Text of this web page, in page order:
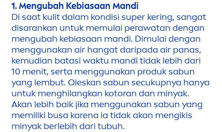
1.Mengubah Kebiasaan Mandi
Di saat kulit dalam kondisi super kering, sangat
disarankan untuk memulai perawatan dengan
mengubah kebiasaan mandi. Dimulai dengan
menggunakan air hangat daripada air panas,
kemudian batasi waktu mandi tidak lebih dari
10 menit, serta menggunakan produk sabun
yang lembut. Oleskan sabun secukupnya hanya
untuk menghilangkan kotoran dan minyak.
Akan lebih baik jika menggunakan sabun yang
memiliki busa karena ia tidak akan mengikis
minyak berlebih dari tubuh.